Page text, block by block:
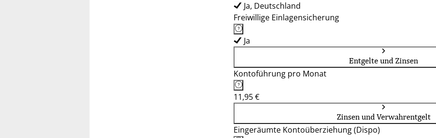
Ja, Deutschland
Freiwillige Einlagensicherung
Ja
Entgelte und Zinsen
Kontoführung pro Monat
11,95 €
Zinsen und Verwahrentgelt
Eingeräumte Kontoüberziehung (Dispo)